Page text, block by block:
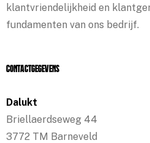
klantvriendelijkheid en
fundamenten van ons bedrijf.
Contactgegevens
Dalukt
Briellaerdseweg 44
3772 TM Barneveld